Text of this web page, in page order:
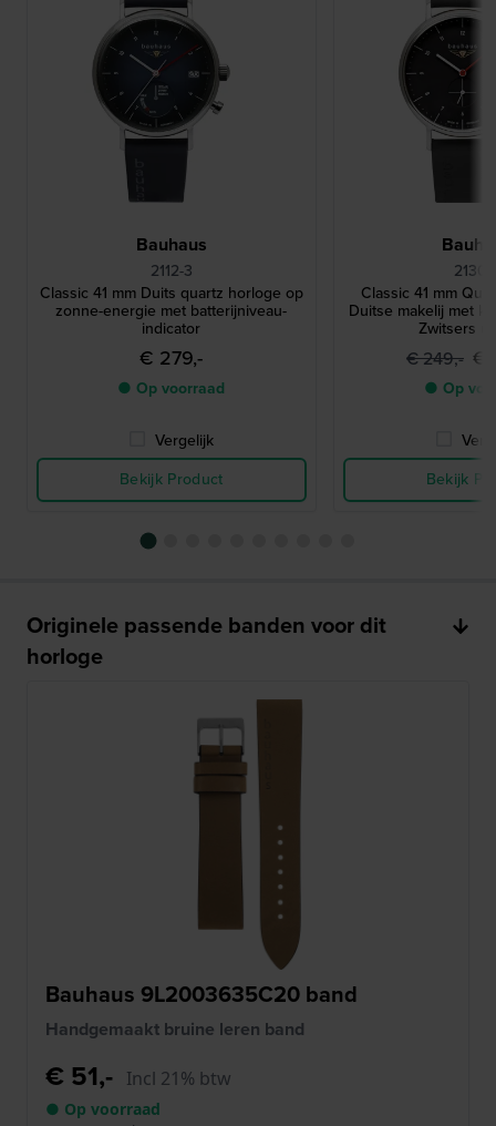
Bauhaus
2112-3
Classic 41 mm Duits quartz horloge op
zonne-energie met batterijniveau-
indicator
€ 279,-
● Op voorraad
Vergelijk
Bekijk Product
Classic 41 mm
Duitse makelij met
Zwitsers
€ 249,- €
● Op
Bekijk
Originele passende banden voor dit
horloge
Bauhaus 9L2003635C20 band
Handgemaakt bruine leren band
€ 51,- Incl 21% btw
● Op voorraad